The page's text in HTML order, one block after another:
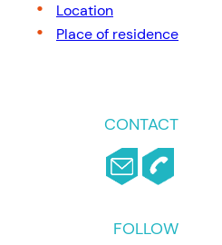
Location
Place of residence
CONTACT
FOLLOW